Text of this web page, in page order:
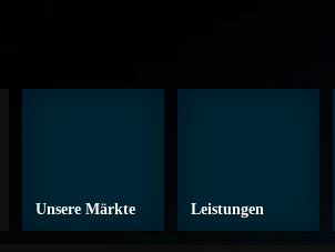
Unsere Märkte Leistungen